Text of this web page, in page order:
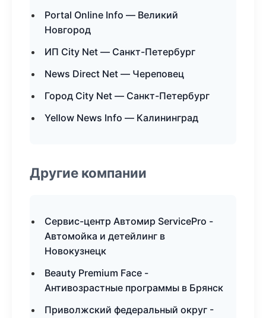
Portal Online Info — Великий
Новгород
ИП City Net — Санкт-Петербург
News Direct Net — Череповец
Город City Net — Санкт-Петербург
Yellow News Info — Калининград
Другие компании
Сервис-центр Автомир ServicePro -
Автомойка и детейлинг в
Новокузнецк
Beauty Premium Face -
Антивозрастные программы в Брянск
Приволжский федеральный округ -